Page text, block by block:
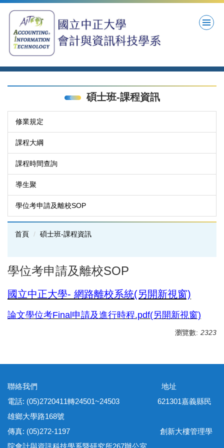
到
區
碩士班-課程資訊
修業規定
課程大綱
課程時間查詢
導生聚
學位考申請及離校SOP
首頁 碩士班-課程資訊
學位考申請及離校SOP
國立中正大學- 網路離校系統(另開新視窗)
論文學位考Final申請及進行時程.pdf(另開新視窗)
瀏覽數: 2323
聯絡我們 地址
電話: (05)2720411轉24501~24503 621301嘉義縣民
雄鄉大學路168號
傳真: (05)272-1197 創新大樓管理學